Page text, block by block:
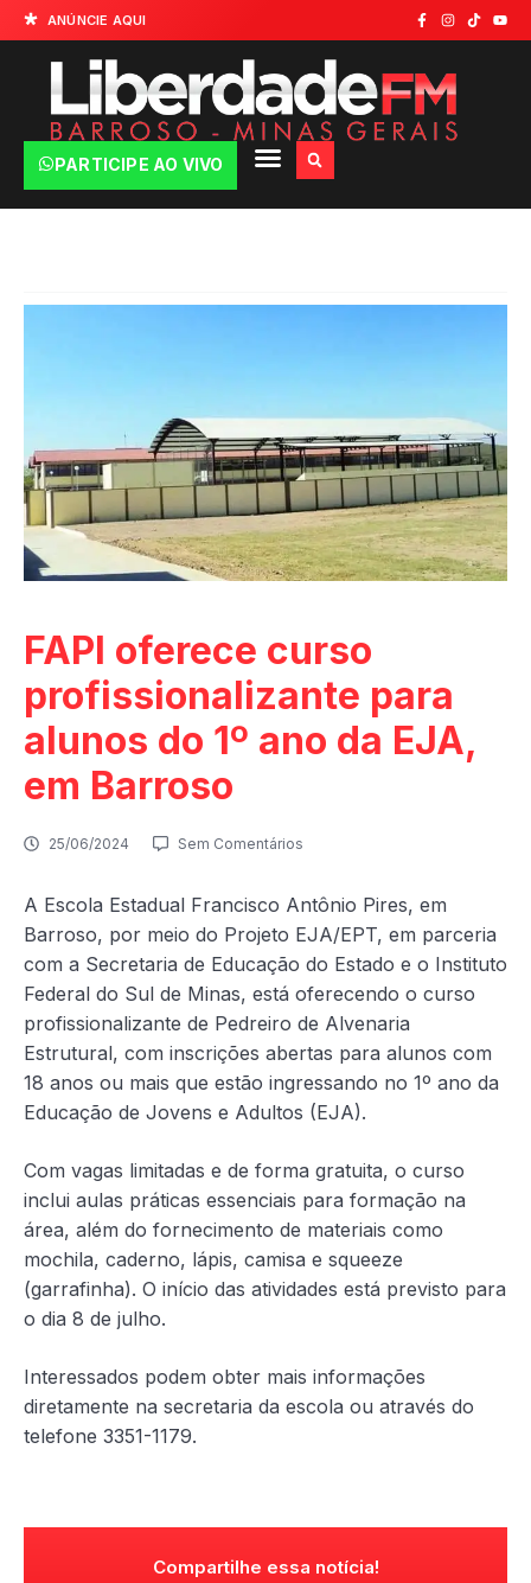
ANÚNCIE AQUI
PARTICIPE AO VIVO
FAPI oferece curso
profissionalizante para
alunos do 1º ano da EJA,
em Barroso
25/06/2024 Sem Comentários
A Escola Estadual Francisco Antônio Pires, em
Barroso, por meio do Projeto EJA/EPT, em parceria
com a Secretaria de Educação do Estado e o Instituto
Federal do Sul de Minas, está oferecendo o curso
profissionalizante de Pedreiro de Alvenaria
Estrutural, com inscrições abertas para alunos com
18 anos ou mais que estão ingressando no 1º ano da
Educação de Jovens e Adultos (EJA).
Com vagas limitadas e de forma gratuita, o curso
inclui aulas práticas essenciais para formação na
área, além do fornecimento de materiais como
mochila, caderno, lápis, camisa e squeeze
(garrafinha). O início das atividades está previsto para
o dia 8 de julho.
Interessados podem obter mais informações
diretamente na secretaria da escola ou através do
telefone 3351-1179.
Compartilhe essa notícia!